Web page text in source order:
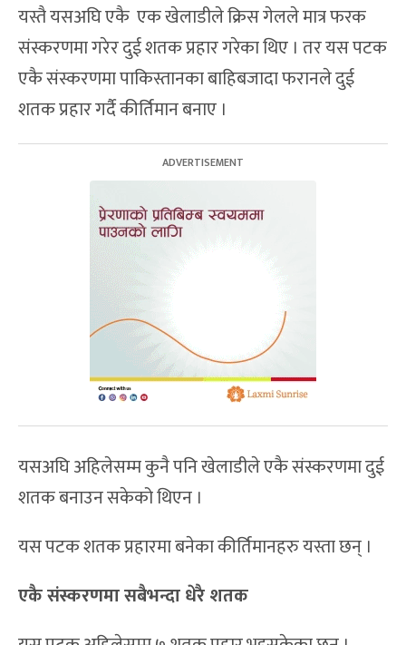
यस्तै यसअघि एकै एक खेलाडीले क्रिस गेलले मात्र फरक
संस्करणमा गरेर दुई शतक प्रहार गरेका थिए । तर यस पटक
एकै संस्करणमा पाकिस्तानका बाहिबजादा फरानले दुई
शतक प्रहार गर्दै कीर्तिमान बनाए ।
यसअघि अहिलेसम्म कुनै पनि खेलाडीले एकै संस्करणमा दुई
शतक बनाउन सकेको थिएन ।
यस पटक शतक प्रहारमा बनेका कीर्तिमानहरु यस्ता छन् ।
एकै संस्करणमा सबैभन्दा धेरै शतक